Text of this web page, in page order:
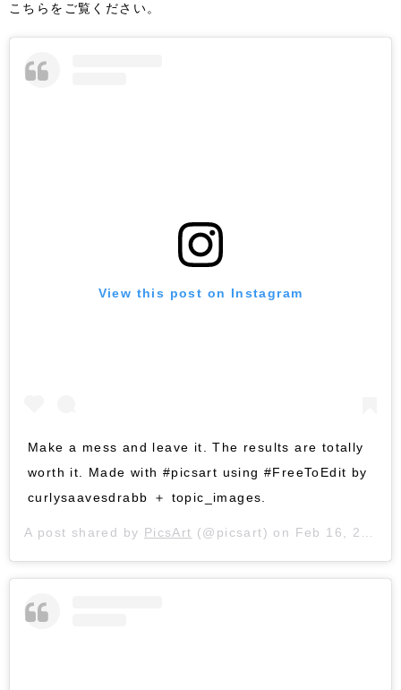
こちらをご覧ください。
View this post on Instagram
Make a mess and leave it. The results are totally
worth it. Made with #picsart using #FreeToEdit by
curlysaavesdrabb ＋ topic_images.
A post shared by PicsArt (@picsart) on Feb 16, 2017 at 7:51pm PST